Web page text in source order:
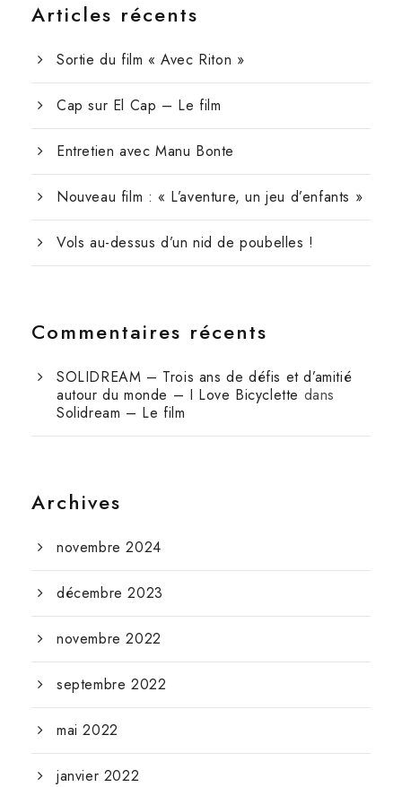
Articles récents
Sortie du film « Avec Riton »
Cap sur El Cap – Le film
Entretien avec Manu Bonte
Nouveau film : « L’aventure, un jeu d’enfants »
Vols au-dessus d’un nid de poubelles !
Commentaires récents
SOLIDREAM – Trois ans de défis et d’amitié
autour du monde – I Love Bicyclette dans
Solidream – Le film
Archives
novembre 2024
décembre 2023
novembre 2022
septembre 2022
mai 2022
janvier 2022